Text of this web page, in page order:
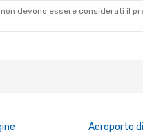
devono essere considerati il
Aeroporto